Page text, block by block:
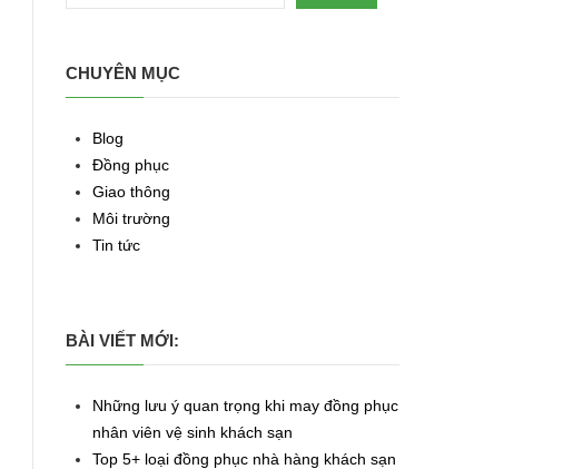
CHUYÊN MỤC
Blog
Đồng phục
Giao thông
Môi trường
Tin tức
BÀI VIẾT MỚI:
Những lưu ý quan trọng khi may đồng phục
nhân viên vệ sinh khách sạn
Top 5+ loại đồng phục nhà hàng khách sạn